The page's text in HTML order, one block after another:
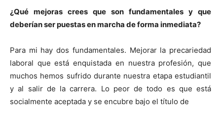
¿Qué mejoras crees que son fundamentales y que
deberían ser puestas en marcha de forma inmediata?
Para mi hay dos fundamentales. Mejorar la precariedad
laboral que está enquistada en nuestra profesión, que
muchos hemos sufrido durante nuestra etapa estudiantil
y al salir de la carrera. Lo peor de todo es que está
socialmente aceptada y se encubre bajo el título de